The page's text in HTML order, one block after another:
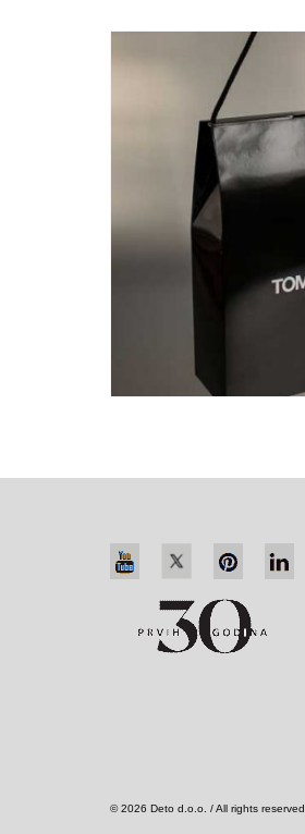
© 2026 Deto d.o.o. / All rights reserved